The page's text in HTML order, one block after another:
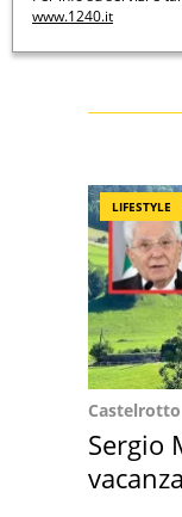
www.1240.it
LIFESTYLE
Castelrotto
Sergio